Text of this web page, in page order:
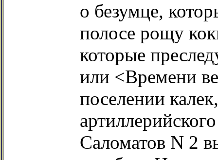
о безумце,
полосе рощу
которые
или <Времени
поселении
Саломатов N 2